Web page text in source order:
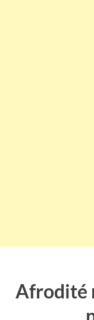
Afrodité